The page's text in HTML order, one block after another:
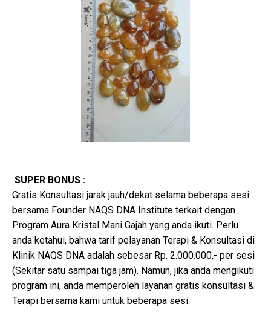
SUPER BONUS :
Gratis Konsultasi jarak jauh/dekat selama beberapa sesi
bersama Founder NAQS DNA Institute terkait dengan
Program Aura Kristal Mani Gajah yang anda ikuti. Perlu
anda ketahui, bahwa tarif pelayanan Terapi & Konsultasi di
Klinik NAQS DNA adalah sebesar Rp. 2.000.000,- per sesi
(Sekitar satu sampai tiga jam). Namun, jika anda mengikuti
program ini, anda memperoleh layanan gratis konsultasi &
Terapi bersama kami untuk beberapa sesi.